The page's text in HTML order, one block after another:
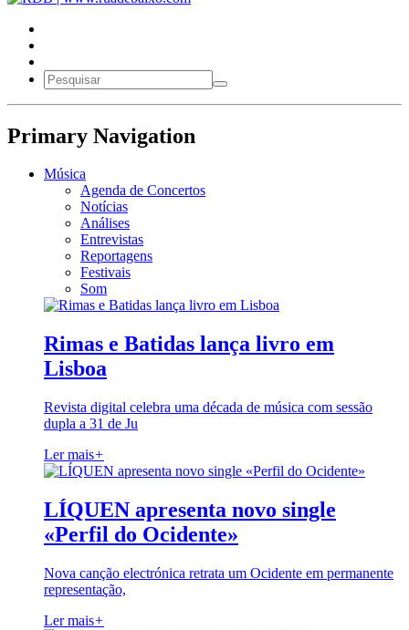
Primary Navigation
Música
Agenda de Concertos
Notícias
Análises
Entrevistas
Reportagens
Festivais
Som
Rimas e Batidas lança livro em
Lisboa
Revista digital celebra uma década de música com sessão
dupla a 31 de Ju
Ler mais+
LÍQUEN apresenta novo single
«Perfil do Ocidente»
Nova canção electrónica retrata um Ocidente em permanente
representação,
Ler mais+